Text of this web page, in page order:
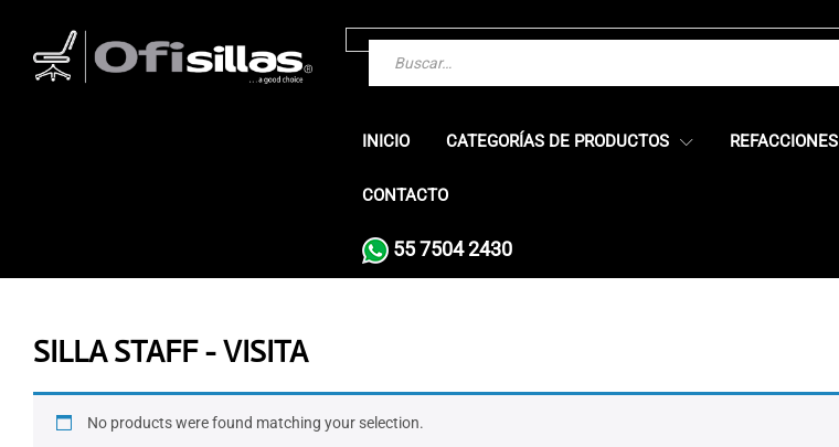
INICIO CATEGORÍAS DE PRODUCTOS REFACCIONES
CONTACTO
55 7504 2430
SILLA STAFF - VISITA
No products were found matching your selection.